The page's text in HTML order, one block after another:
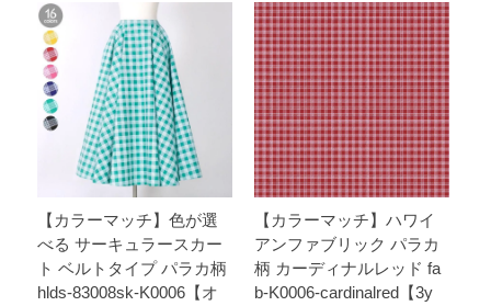
【カラーマッチ】色が選
べる サーキュラースカー
ト ベルトタイプ パラカ柄
hlds-83008sk-K0006【オ
【カラーマッチ】ハワイ
アンファブリック パラカ
柄 カーディナルレッド fa
b-K0006-cardinalred【3y